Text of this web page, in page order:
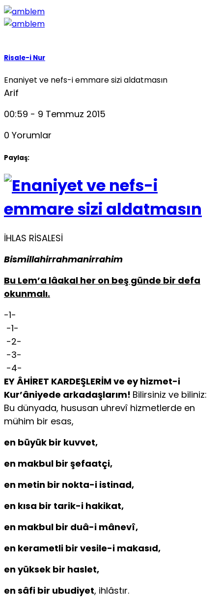
Risale-i Nur
Enaniyet ve nefs-i emmare sizi aldatmasın
Arif
00:59 - 9 Temmuz 2015
0 Yorumlar
Paylaş:
İHLAS RİSALESİ
Bismillahirrahmanirrahim
Bu Lem’a lâakal her on beş günde bir defa
okunmalı.
-1-
-1-
-2-
-3-
-4-
EY ÂHİRET KARDEŞLERİM ve ey hizmet-i
Kur’âniyede arkadaşlarım! Bilirsiniz ve biliniz:
Bu dünyada, hususan uhrevî hizmetlerde en
mühim bir esas,
en büyük bir kuvvet,
en makbul bir şefaatçi,
en metin bir nokta-i istinad,
en kısa bir tarik-i hakikat,
en makbul bir duâ-i mânevî,
en kerametli bir vesile-i makasıd,
en yüksek bir haslet,
en sâfi bir ubudiyet, ihlâstır.